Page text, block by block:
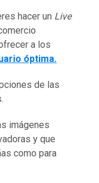
hacer un Live
a los
óptima.
de las
imágenes
y que
como para